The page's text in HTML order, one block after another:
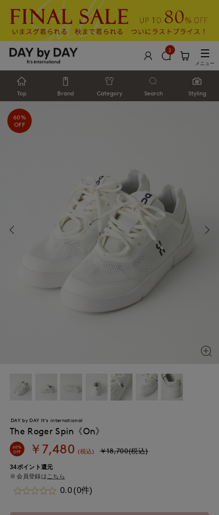
2
メニュー
Top Brand Category Search Styling
60%
OFF
DAY by DAY It's international
The Roger Spin《On》
60%
OFF ￥7,480 (税込) ￥18,700(税込)
34ポイント還元
会員登録は こちら
0.0 (0件)